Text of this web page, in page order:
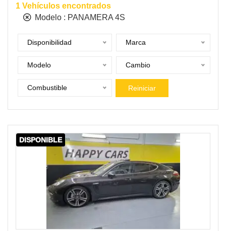
1 Vehículos encontrados
Modelo : PANAMERA 4S
Disponibilidad Marca
Modelo Cambio
Combustible Reiniciar
DISPONIBLE